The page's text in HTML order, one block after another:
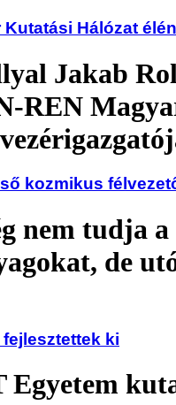
Hálózat élén
Jakab
REN
kozmikus
nem tudja
de
ki
Egyetem